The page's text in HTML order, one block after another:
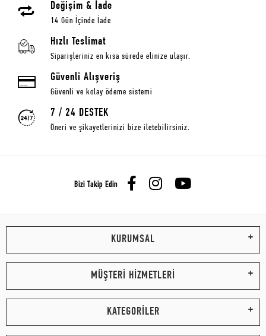
Değişim & İade
14 Gün İçinde İade
Hızlı Teslimat
Siparişleriniz en kısa sürede elinize ulaşır.
Güvenli Alışveriş
Güvenli ve kolay ödeme sistemi
7 / 24 DESTEK
Öneri ve şikayetlerinizi bize iletebilirsiniz.
Bizi Takip Edin
KURUMSAL
MÜŞTERİ HİZMETLERİ
KATEGORİLER